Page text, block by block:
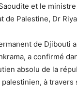
et le
de Palestine, Dr
de Djibouti
a confirmé
absolu de la
à travers